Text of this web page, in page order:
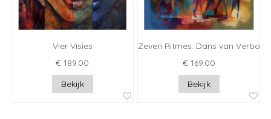
Vier Visies
€ 189.00
Bekijk
Zeven Ritmes: Dans van
€ 169.00
Bekijk